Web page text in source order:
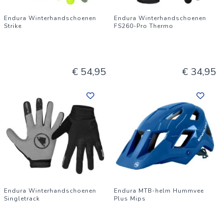
Endura Winterhandschoenen
Strike
€ 54,95
Endura Winterhandschoenen
FS260-Pro Thermo
€ 34,95
Endura Winterhandschoenen
Singletrack
Endura MTB-helm Hummvee
Plus Mips